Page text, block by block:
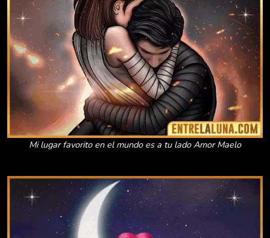
Mi lugar favorito en el mundo es a tu lado Amor Maelo